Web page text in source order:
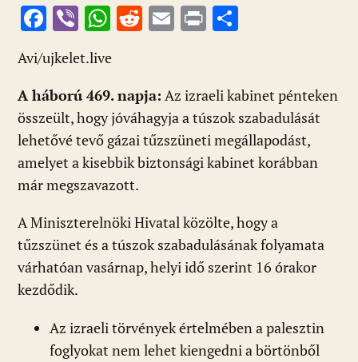
F
ac
e
b
o
o
k
Vi
b
er
W
at
s
A
p
p
R
di
t
E
l
Pr
m
e
g
Avi/ujkelet.live
A háború 469. napja: Az izraeli kabinet pénteken
összeült, hogy jóváhagyja a túszok szabadulását
lehetővé tevő gázai tűzszüneti megállapodást,
amelyet a kisebbik biztonsági kabinet korábban
már megszavazott.
A Miniszterelnöki Hivatal közölte, hogy a
tűzszünet és a túszok szabadulásának folyamata
várhatóan vasárnap, helyi idő szerint 16 órakor
kezdődik.
Az izraeli törvények értelmében a palesztin
foglyokat nem lehet kiengedni a börtönből